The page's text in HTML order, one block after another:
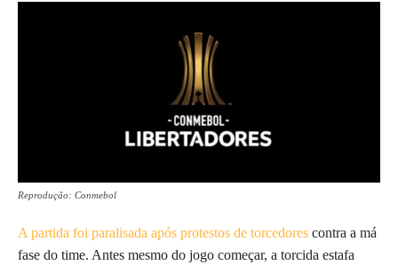
Reprodução: Conmebol
A partida foi paralisada após protestos de torcedores contra a má
fase do time. Antes mesmo do jogo começar, a torcida estafa